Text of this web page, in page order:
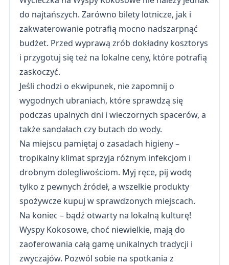
do najtańszych. Zarówno bilety lotnicze, jak i
zakwaterowanie potrafią mocno nadszarpnąć
budżet. Przed wyprawą zrób dokładny kosztorys
i przygotuj się też na lokalne ceny, które potrafią
zaskoczyć.
Jeśli chodzi o ekwipunek, nie zapomnij o
wygodnych ubraniach, które sprawdzą się
podczas upalnych dni i wieczornych spacerów, a
także sandałach czy butach do wody.
Na miejscu pamiętaj o zasadach higieny –
tropikalny klimat sprzyja różnym infekcjom i
drobnym dolegliwościom. Myj ręce, pij wodę
tylko z pewnych źródeł, a wszelkie produkty
spożywcze kupuj w sprawdzonych miejscach.
Na koniec – bądź otwarty na lokalną kulturę!
Wyspy Kokosowe, choć niewielkie, mają do
zaoferowania całą gamę unikalnych tradycji i
zwyczajów. Pozwól sobie na spotkania z